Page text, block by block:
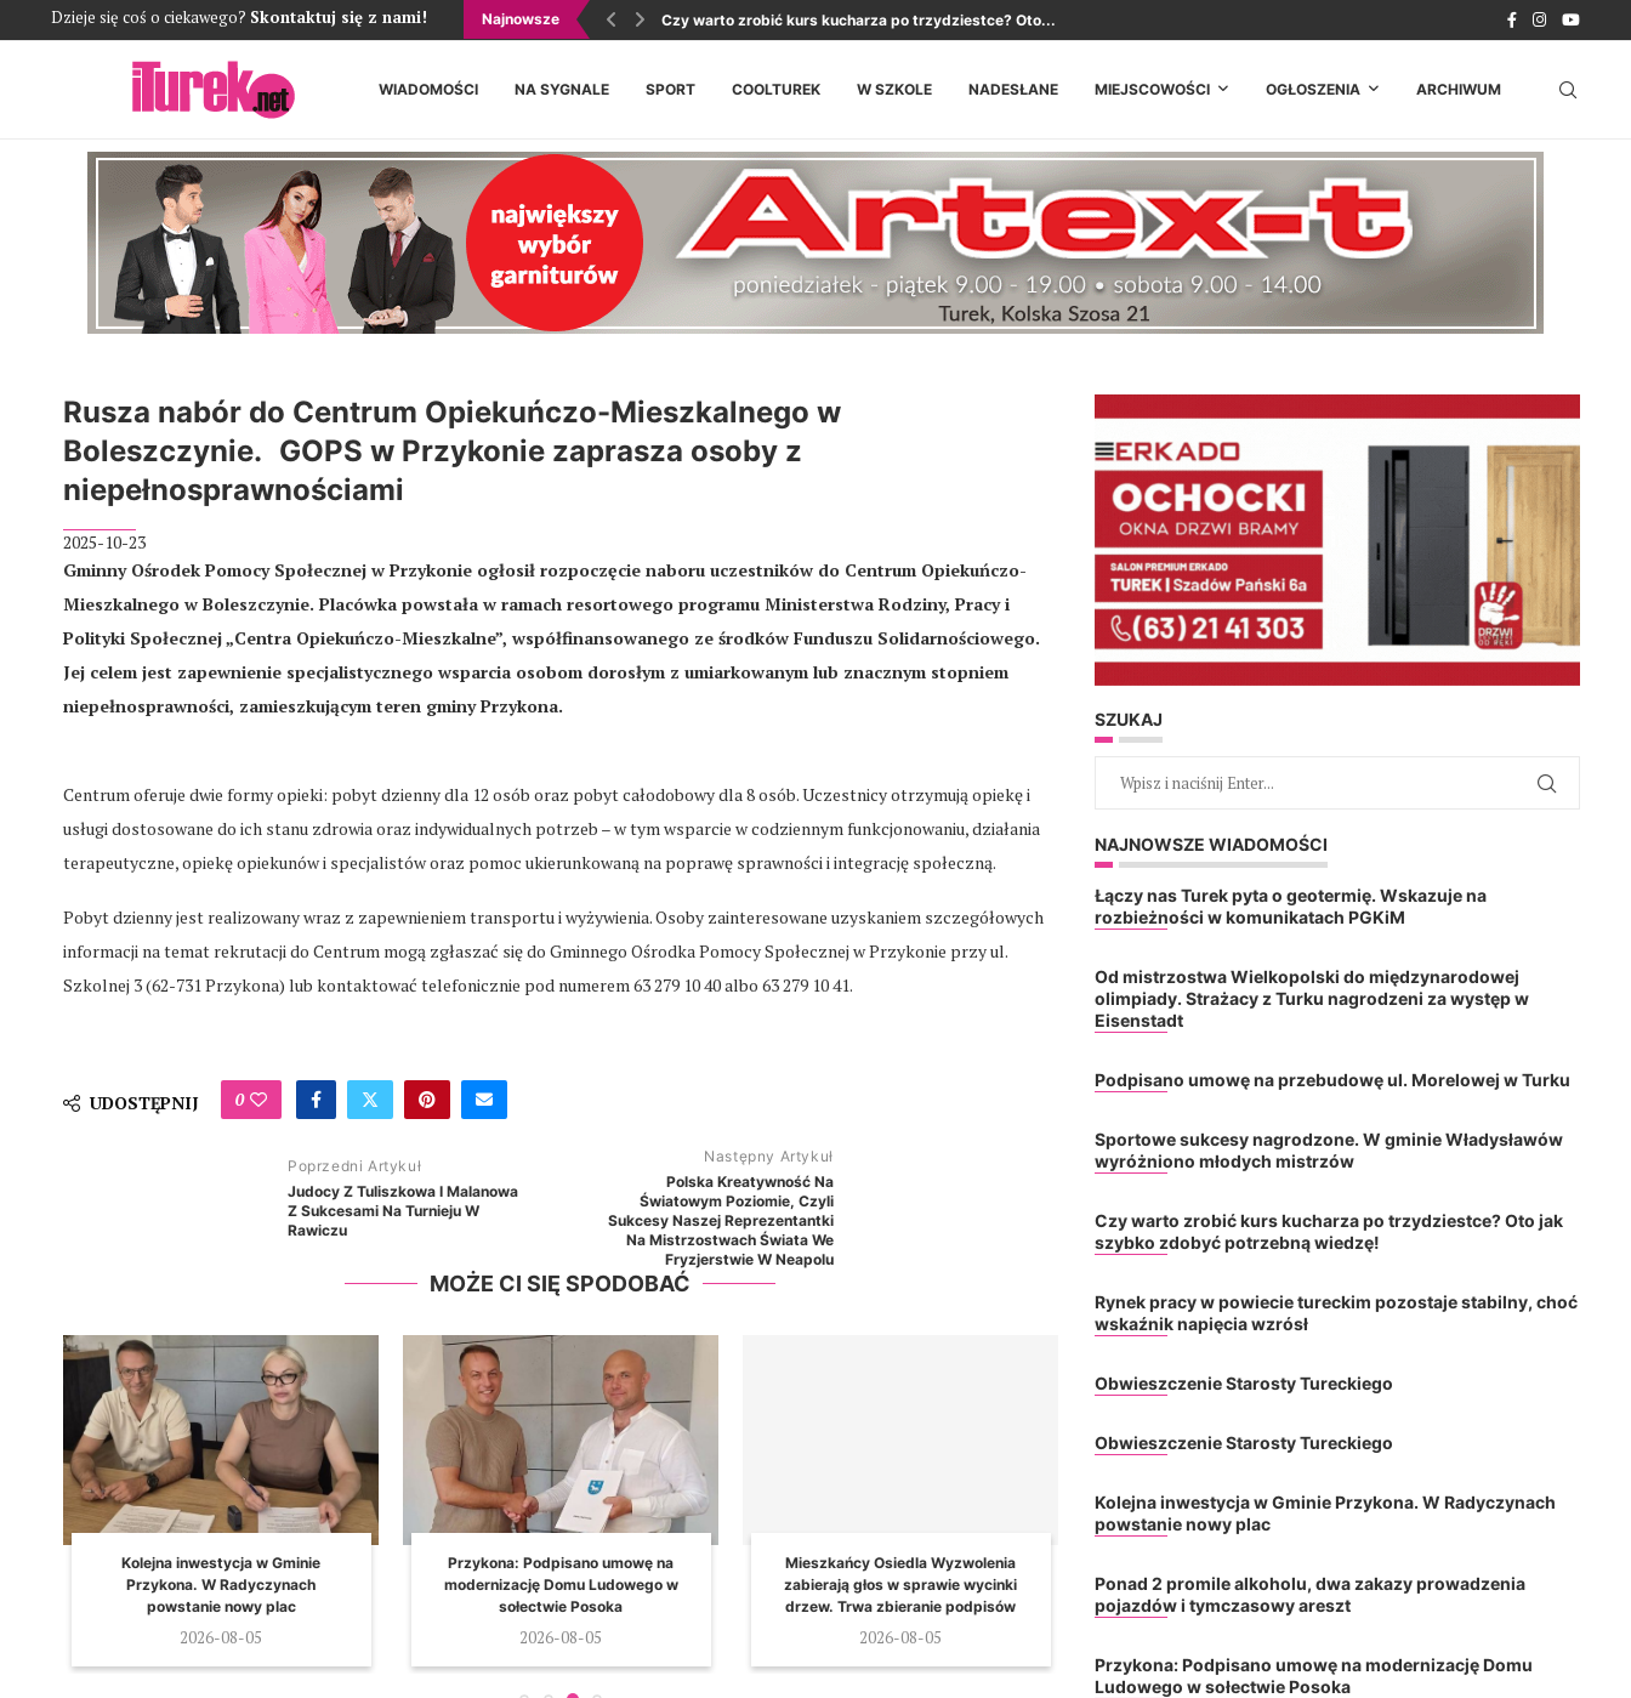
Dzieje się coś o ciekawego? Skontaktuj się z nami! Najnowsze Czy warto zrobić kurs kucharza po trzydziestce? Oto...
WIADOMOŚCI NA SYGNALE SPORT COOLTUREK W SZKOLE NADESŁANE MIEJSCOWOŚCI OGŁOSZENIA ARCHIWUM
Rusza nabór do Centrum Opiekuńczo-Mieszkalnego w
Boleszczynie. GOPS w Przykonie zaprasza osoby z
niepełnosprawnościami
2025-10-23
Gminny Ośrodek Pomocy Społecznej w Przykonie ogłosił rozpoczęcie naboru uczestników do Centrum Opiekuńczo-
Mieszkalnego w Boleszczynie. Placówka powstała w ramach resortowego programu Ministerstwa Rodziny, Pracy i
Polityki Społecznej „Centra Opiekuńczo-Mieszkalne”, współfinansowanego ze środków Funduszu Solidarnościowego.
Jej celem jest zapewnienie specjalistycznego wsparcia osobom dorosłym z umiarkowanym lub znacznym stopniem
niepełnosprawności, zamieszkującym teren gminy Przykona.
Centrum oferuje dwie formy opieki: pobyt dzienny dla 12 osób oraz pobyt całodobowy dla 8 osób. Uczestnicy otrzymują opiekę i
usługi dostosowane do ich stanu zdrowia oraz indywidualnych potrzeb – w tym wsparcie w codziennym funkcjonowaniu, działania
terapeutyczne, opiekę opiekunów i specjalistów oraz pomoc ukierunkowaną na poprawę sprawności i integrację społeczną.
Pobyt dzienny jest realizowany wraz z zapewnieniem transportu i wyżywienia. Osoby zainteresowane uzyskaniem szczegółowych
informacji na temat rekrutacji do Centrum mogą zgłaszać się do Gminnego Ośrodka Pomocy Społecznej w Przykonie przy ul.
Szkolnej 3 (62-731 Przykona) lub kontaktować telefonicznie pod numerem 63 279 10 40 albo 63 279 10 41.
UDOSTĘPNIJ 0
Poprzedni Artykuł
Judocy Z Tuliszkowa I Malanowa
Z Sukcesami Na Turnieju W
Rawiczu
Następny Artykuł
Polska Kreatywność Na
Światowym Poziomie, Czyli
Sukcesy Naszej Reprezentantki
Na Mistrzostwach Świata We
Fryzjerstwie W Neapolu
MOŻE CI SIĘ SPODOBAĆ
Kolejna inwestycja w Gminie
Przykona. W Radyczynach
powstanie nowy plac
2026-08-05
Przykona: Podpisano umowę na
modernizację Domu Ludowego w
sołectwie Posoka
2026-08-05
Mieszkańcy Osiedla Wyzwolenia
zabierają głos w sprawie wycinki
drzew. Trwa zbieranie podpisów
2026-08-05
Honorowa akcja krwiodawstwa
podczas odpustu w Galewie
SZUKAJ
NAJNOWSZE WIADOMOŚCI
Łączy nas Turek pyta o geotermię. Wskazuje na
rozbieżności w komunikatach PGKiM
Od mistrzostwa Wielkopolski do międzynarodowej
olimpiady. Strażacy z Turku nagrodzeni za występ w
Eisenstadt
Podpisano umowę na przebudowę ul. Morelowej w Turku
Sportowe sukcesy nagrodzone. W gminie Władysławów
wyróżniono młodych mistrzów
Czy warto zrobić kurs kucharza po trzydziestce? Oto jak
szybko zdobyć potrzebną wiedzę!
Rynek pracy w powiecie tureckim pozostaje stabilny, choć
wskaźnik napięcia wzrósł
Obwieszczenie Starosty Tureckiego
Obwieszczenie Starosty Tureckiego
Kolejna inwestycja w Gminie Przykona. W Radyczynach
powstanie nowy plac
Ponad 2 promile alkoholu, dwa zakazy prowadzenia
pojazdów i tymczasowy areszt
Przykona: Podpisano umowę na modernizację Domu
Ludowego w sołectwie Posoka